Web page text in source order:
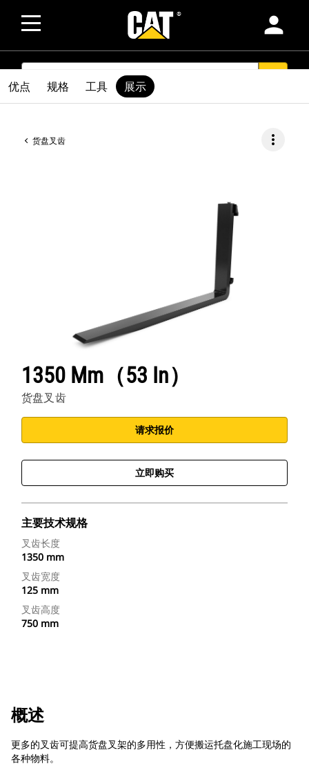
person
SEARCH
货盘叉齿 more_vert
1350 Mm（53 In）
货盘叉齿
请求报价
立即购买
主要技术规格
叉齿长度
1350 mm
叉齿宽度
125 mm
叉齿高度
750 mm
优点 规格 工具 展示
概述
更多的叉齿可提高货盘叉架的多用性，方便搬运托盘化施工现场的
各种物料。